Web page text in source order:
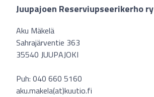
Juupajoen Reserviupseerikerho ry
Aku Mäkelä
Sahrajärventie 363
35540 JUUPAJOKI
Puh: 040 660 5160
aku.makela(at)kuutio.fi